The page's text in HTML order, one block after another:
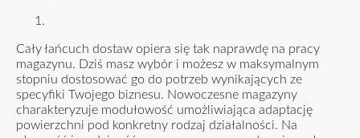
Cały łańcuch dostaw opiera się tak naprawdę na pracy
magazynu. Dziś masz wybór i możesz w maksymalnym
stopniu dostosować go do potrzeb wynikających ze
specyfiki Twojego biznesu. Nowoczesne magazyny
charakteryzuje modułowość umożliwiająca adaptację
powierzchni pod konkretny rodzaj działalności. Na